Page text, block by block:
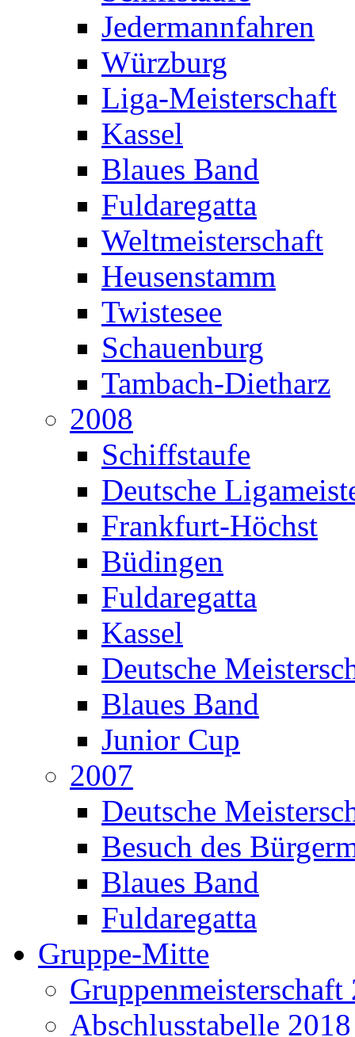
Jedermannfahren
Würzburg
Liga-Meisterschaft
Kassel
Blaues Band
Fuldaregatta
Weltmeisterschaft
Heusenstamm
Twistesee
Schauenburg
Tambach-Dietharz
2008
Schiffstaufe
Deutsche
Frankfurt-Höchst
Büdingen
Fuldaregatta
Kassel
Deutsche
Blaues Band
Junior Cup
2007
Deutsche
Besuch des
Blaues Band
Fuldaregatta
Gruppe-Mitte
Gruppenmeisterschaft
Abschlusstabelle 2018